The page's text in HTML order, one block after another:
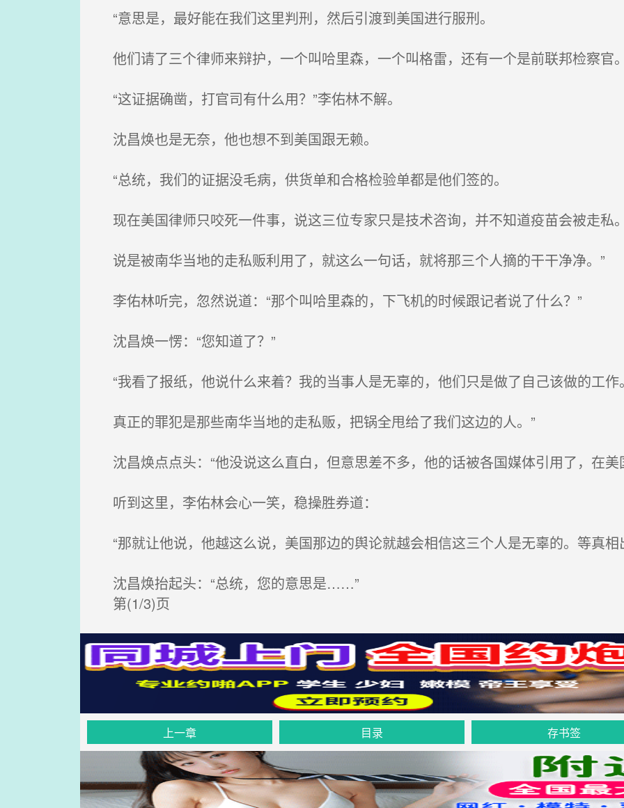
“意思是，最好能在我们这里判刑，然后引渡到美国进行服刑。
他们请了三个律师来辩护，一个叫哈里森，一个叫格雷，还有一个是前联邦检察官
“这证据确凿，打官司有什么用？”李佑林不解。
沈昌焕也是无奈，他也想不到美国跟无赖。
“总统，我们的证据没毛病，供货单和合格检验单都是他们签的。
现在美国律师只咬死一件事，说这三位专家只是技术咨询，并不知道疫苗会被走私
说是被南华当地的走私贩利用了，就这么一句话，就将那三个人摘的干干净净。”
李佑林听完，忽然说道：“那个叫哈里森的，下飞机的时候跟记者说了什么？”
沈昌焕一愣：“您知道了？”
“我看了报纸，他说什么来着？我的当事人是无辜的，他们只是做了自己该做的工作
真正的罪犯是那些南华当地的走私贩，把锅全甩给了我们这边的人。”
沈昌焕点点头：“他没说这么直白，但意思差不多，他的话被各国媒体引用了，在美
听到这里，李佑林会心一笑，稳操胜券道：
“那就让他说，他越这么说，美国那边的舆论就越会相信这三个人是无辜的。等真相
沈昌焕抬起头：“总统，您的意思是……”
第(1/3)页
上一章 目录 存书签